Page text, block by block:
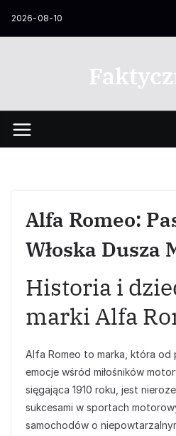
2026-08-10
Alfa Romeo:
Włoska Dusza
Historia i
marki Alfa
Alfa Romeo to marka, która od
emocje wśród miłośników
sięgająca 1910 roku, jest
sukcesami w sportach
samochodów o